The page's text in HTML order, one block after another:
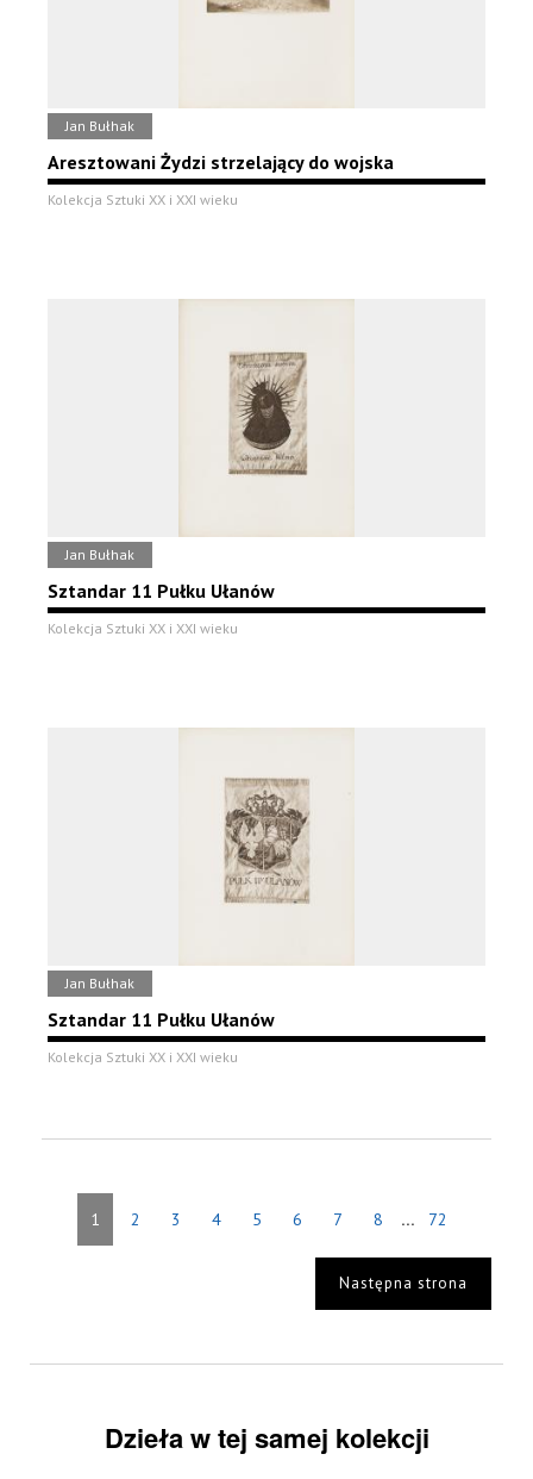
Jan Bułhak
Aresztowani Żydzi strzelający do wojska
Kolekcja Sztuki XX i XXI wieku
Jan Bułhak
Sztandar 11 Pułku Ułanów
Kolekcja Sztuki XX i XXI wieku
Jan Bułhak
Sztandar 11 Pułku Ułanów
Kolekcja Sztuki XX i XXI wieku
1 2 3 4 5 6 7 8 ... 72
Następna strona
Dzieła w tej samej kolekcji